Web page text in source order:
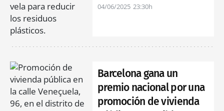
04/06/2025 23:30h
Barcelona gana un
premio nacional por una
promoción de vivienda